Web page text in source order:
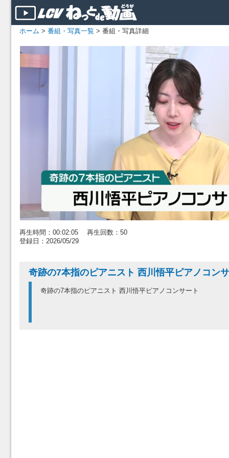
ホーム > 番組・写真一覧 > 番組・写真詳細
再生時間：00:02:05 再生回数：50
登録日：2026/05/29
奇跡の7本指のピアニスト 西川悟平ピアノコン
奇跡の7本指のピアニスト 西川悟平ピアノコンサート